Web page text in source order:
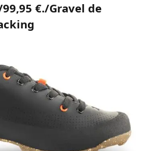
99,95 €./Gravel de